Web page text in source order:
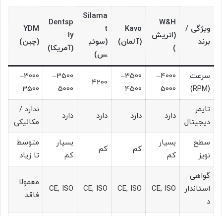
ویژگی /
برند
W&H
(اتریش
)
Kavo
(آلمان)
Silama
t
(سوئی
س)
Dentsp
ly
(آمریکا)
YDM
(چین)
سرعت
(RPM)
4000–
5000
3500–
4500
4200
3500–
5000
3000–
3500
تایمر
دیجیتال
دارد دارد دارد دارد
ندارد /
مکانیکی
سطح
نویز
بسیار
کم
کم کم
بسیار
کم
متوسط
تا زیاد
گواهی
استاندار
د
CE, ISO
CE, ISO
CE, ISO
CE, ISO
معمولا
فاقد